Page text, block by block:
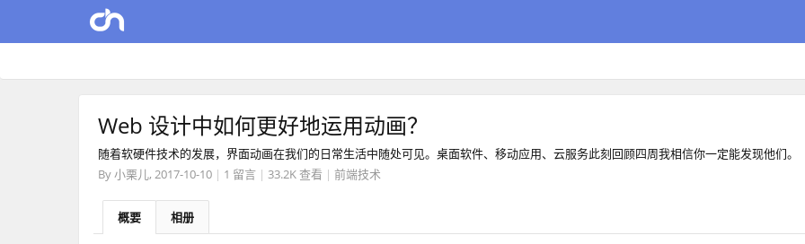
Web 设计中如何更好地运用动画？
随着软硬件技术的发展，界面动画在我们的日常生活中随处可见。桌面软件、移动应用、云服务此刻回顾四周我相信你一定能发现他们。
By小栗儿, 2017-10-10 | 1 留言 | 33.2K 查看 | 前端技术
概要 相册